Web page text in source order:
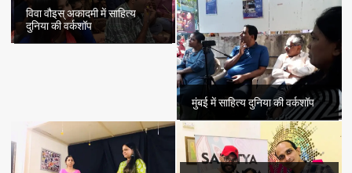
विवा वौइस् अकादमी में साहित्य
दुनिया की वर्कशॉप
मुंबई में साहित्य दुनिया की वर्कशॉप